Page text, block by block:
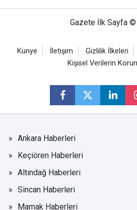
Gazete İlk Sayfa
Künye İletişim Gizlilik İlkeleri
Kişisel Verilerin
Ankara Haberleri
Keçiören Haberleri
Altındağ Haberleri
Sincan Haberleri
Mamak Haberleri